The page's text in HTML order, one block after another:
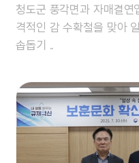
청도군 풍각면과 자매결
격적인 감 수확철을 맞아
솝돕기 ..